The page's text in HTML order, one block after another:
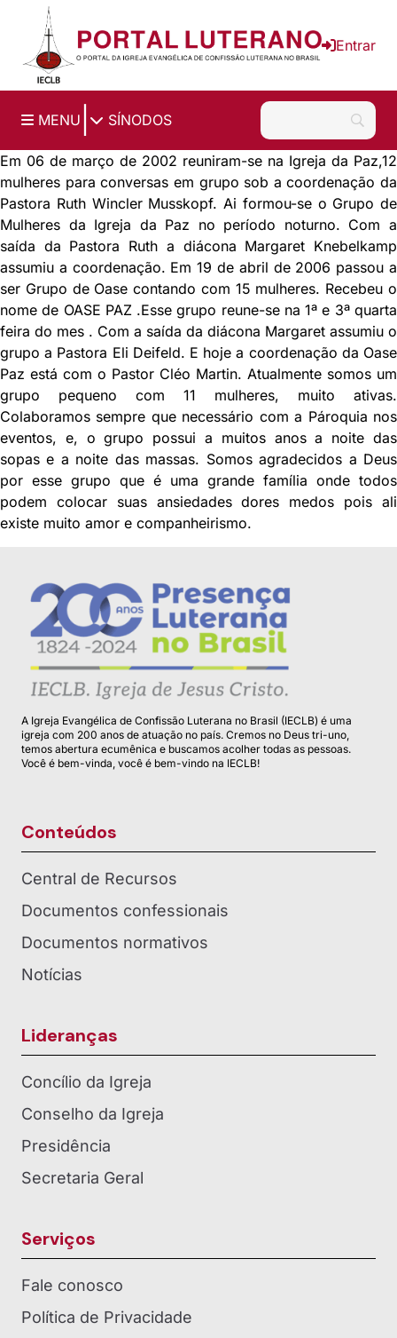
Ir para o conteúdo principal
Entrar
MENU SÍNODOS
Em 06 de março de 2002 reuniram-se na Igreja da Paz,12
mulheres para conversas em grupo sob a coordenação da
Pastora Ruth Wincler Musskopf. Ai formou-se o Grupo de
Mulheres da Igreja da Paz no período noturno. Com a
saída da Pastora Ruth a diácona Margaret Knebelkamp
assumiu a coordenação. Em 19 de abril de 2006 passou a
ser Grupo de Oase contando com 15 mulheres. Recebeu o
nome de OASE PAZ .Esse grupo reune-se na 1ª e 3ª quarta
feira do mes . Com a saída da diácona Margaret assumiu o
grupo a Pastora Eli Deifeld. E hoje a coordenação da Oase
Paz está com o Pastor Cléo Martin. Atualmente somos um
grupo pequeno com 11 mulheres, muito ativas.
Colaboramos sempre que necessário com a Pároquia nos
eventos, e, o grupo possui a muitos anos a noite das
sopas e a noite das massas. Somos agradecidos a Deus
por esse grupo que é uma grande família onde todos
podem colocar suas ansiedades dores medos pois ali
existe muito amor e companheirismo.
A Igreja Evangélica de Confissão Luterana no Brasil (IECLB) é uma
igreja com 200 anos de atuação no país. Cremos no Deus tri-uno,
temos abertura ecumênica e buscamos acolher todas as pessoas.
Você é bem-vinda, você é bem-vindo na IECLB!
Conteúdos
Central de Recursos
Documentos confessionais
Documentos normativos
Notícias
Lideranças
Concílio da Igreja
Conselho da Igreja
Presidência
Secretaria Geral
Serviços
Fale conosco
Política de Privacidade